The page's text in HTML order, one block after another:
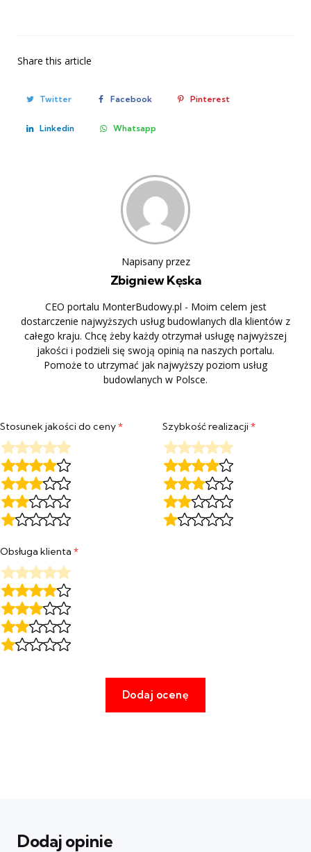
Share this article
Twitter Facebook Pinterest
Linkedin Whatsapp
Napisany przez
Zbigniew Kęska
CEO portalu MonterBudowy.pl - Moim celem jest
dostarczenie najwyższych usług budowlanych dla klientów z
całego kraju. Chcę żeby każdy otrzymał usługę najwyższej
jakości i podzieli się swoją opinią na naszych portalu.
Pomoże to utrzymać jak najwyższy poziom usług
budowlanych w Polsce.
Stosunek jakości do ceny* Szybkość realizacji*
Obsługa klienta *
Dodaj opinie